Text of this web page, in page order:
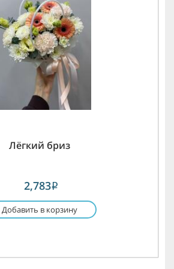
Лёгкий бриз
2,783i
Добавить в корзину